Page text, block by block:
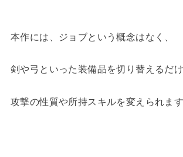
本作には、ジョブという概念はなく、
剣や弓といった装備品を切り替えるだけ
攻撃の性質や所持スキルを変えられます